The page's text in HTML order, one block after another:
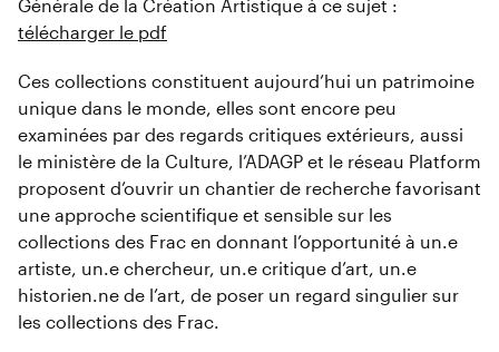
Générale de la Création Artistique à ce sujet :
télécharger le pdf
Ces collections constituent aujourd’hui un patrimoine
unique dans le monde, elles sont encore peu
examinées par des regards critiques extérieurs, aussi
le ministère de la Culture, l’ADAGP et le réseau Platform
proposent d’ouvrir un chantier de recherche favorisant
une approche scientifique et sensible sur les
collections des Frac en donnant l’opportunité à un.e
artiste, un.e chercheur, un.e critique d’art, un.e
historien.ne de l’art, de poser un regard singulier sur
les collections des Frac.